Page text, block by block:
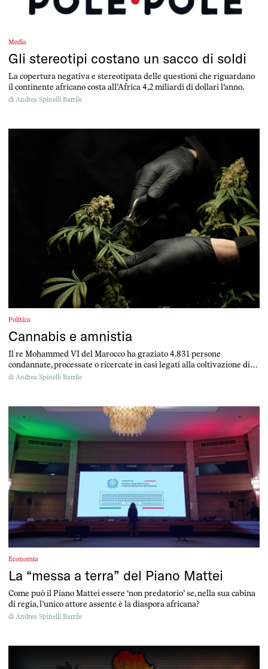
Media
Gli stereotipi costano un sacco di soldi
La copertura negativa e stereotipata delle questioni che riguardano
il continente africano costa all’Africa 4,2 miliardi di dollari l’anno.
di Andrea Spinelli Barrile
Politica
Cannabis e amnistia
Il re Mohammed VI del Marocco ha graziato 4.831 persone
condannate, processate o ricercate in casi legati alla coltivazione di
cannabis.
di Andrea Spinelli Barrile
Economia
La “messa a terra” del Piano Mattei
Come può il Piano Mattei essere ‘non predatorio’ se, nella sua cabina
di regia, l’unico attore assente è la diaspora africana?
di Andrea Spinelli Barrile